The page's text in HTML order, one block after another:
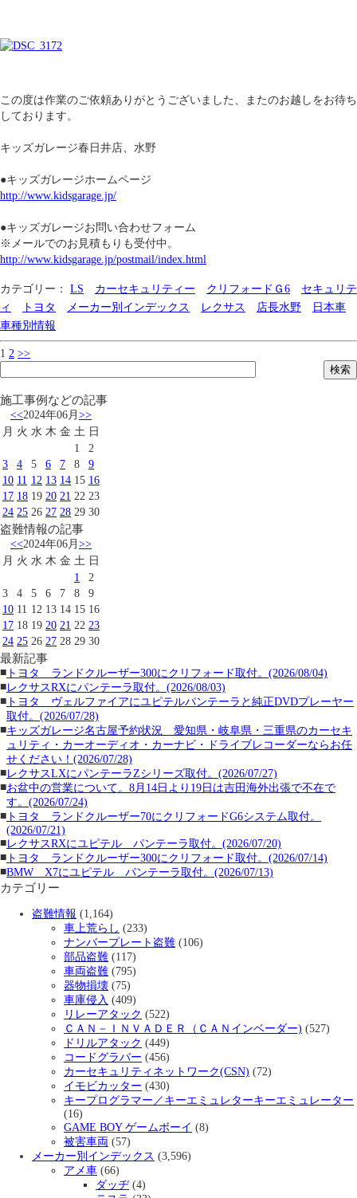
この度は作業のご依頼ありがとうございました、またのお越しをお待ち
しております。
キッズガレージ春日井店、水野
●キッズガレージホームページ
http://www.kidsgarage.jp/
●キッズガレージお問い合わせフォーム
※メールでのお見積もりも受付中。
http://www.kidsgarage.jp/postmail/index.html
カテゴリー： LS カーセキュリティー クリフォードＧ6
セキュリテ
ィ
トヨタ メーカー別インデックス レクサス 店長水野
日本車
車種別情報
1 2 >>
施工事例などの記事
<<2024年06月 >>
月 火 水 木 金 土 日
1
2
3
4 5 6 7 8
9
10 11 12 13 14 15 16
17 18 19 20 21 22 23
24 25 26 27 28 29 30
盗難情報の記事
<<2024年06月 >>
月 火 水 木 金 土 日
1
2
3
4 5 6 7 8
9
10 11 12 13 14 15 16
17 18 19 20 21 22 23
24 25 26 27 28 29 30
最新記事
■ トヨタ ランドクルーザー300にクリフォード取付。(2026/08/04)
■レクサスRXにパンテーラ取付。(2026/08/03)
■ トヨタ ヴェルファイアにユピテルパンテーラと純正DVDプレーヤー
取付。(2026/07/28)
■キッズガレージ名古屋予約状況 愛知県・岐阜県・三重県のカーセキ
ュリティ・カーオーディオ・カーナビ・ドライブレコーダーならお任
せください！(2026/07/28)
■レクサスLXにパンテーラZシリーズ取付。(2026/07/27)
■お盆中の営業について。8月14日より19日は吉田海外出張で不在で
す。(2026/07/24)
■ トヨタ ランドクルーザー70にクリフォードG6システム取付。
(2026/07/21)
■レクサスRXにユピテル パンテーラ取付。(2026/07/20)
■ トヨタ ランドクルーザー300にクリフォード取付。(2026/07/14)
■BMW X7にユピテル パンテーラ取付。(2026/07/13)
カテゴリー
盗難情報 (1,164)
車上荒らし (233)
ナンバープレート盗難 (106)
部品盗難 (117)
車両盗難 (795)
器物損壊 (75)
車庫侵入 (409)
リレーアタック (522)
ＣＡＮ－ＩＮＶＡＤＥＲ（ＣＡＮインベーダー) (527)
ドリルアタック (449)
コードグラバー (456)
カーセキュリティネットワーク(CSN) (72)
イモビカッター (430)
キープログラマー／キーエミュレターキーエミュレーター
(16)
GAME BOY ゲームボーイ (8)
被害車両 (57)
メーカー別インデックス (3,596)
アメ車 (66)
ダッヂ(4)